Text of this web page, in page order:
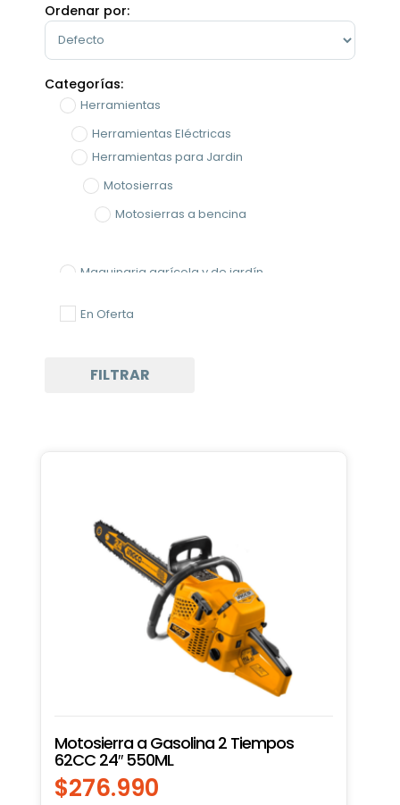
Ordenar por:
Sort Products
Categorías:
Herramientas
Herramientas Eléctricas
Herramientas para Jardin
Motosierras
Motosierras a bencina
Maquinaria agrícola y de jardín
En Oferta
FILTRAR
Motosierra a Gasolina 2 Tiempos
62CC 24″ 550ML
$276.990